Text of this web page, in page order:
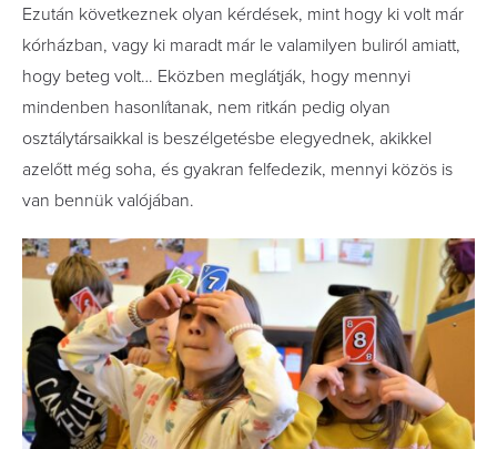
Ezután következnek olyan kérdések, mint hogy ki volt már
kórházban, vagy ki maradt már le valamilyen buliról amiatt,
hogy beteg volt… Eközben meglátják, hogy mennyi
mindenben hasonlítanak, nem ritkán pedig olyan
osztálytársaikkal is beszélgetésbe elegyednek, akikkel
azelőtt még soha, és gyakran felfedezik, mennyi közös is
van bennük valójában.